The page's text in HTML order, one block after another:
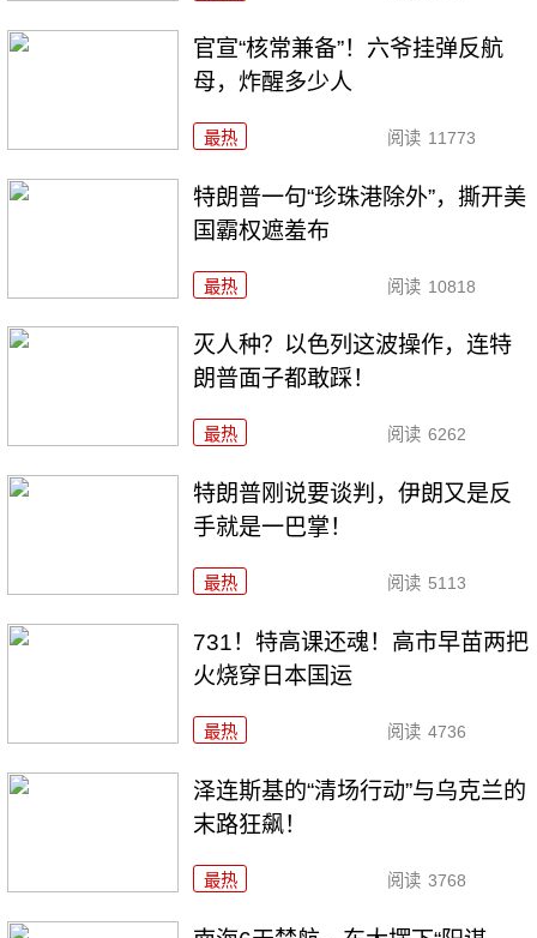
官宣“核常兼备”！六爷挂弹反航
母，炸醒多少人
最热 阅读 11773
特朗普一句“珍珠港除外”，撕开美
国霸权遮羞布
最热 阅读 10818
灭人种？以色列这波操作，连特
朗普面子都敢踩！
最热 阅读 6262
特朗普刚说要谈判，伊朗又是反
手就是一巴掌！
最热 阅读 5113
731！特高课还魂！高市早苗两把
火烧穿日本国运
最热 阅读 4736
泽连斯基的“清场行动”与乌克兰的
末路狂飙！
最热 阅读 3768